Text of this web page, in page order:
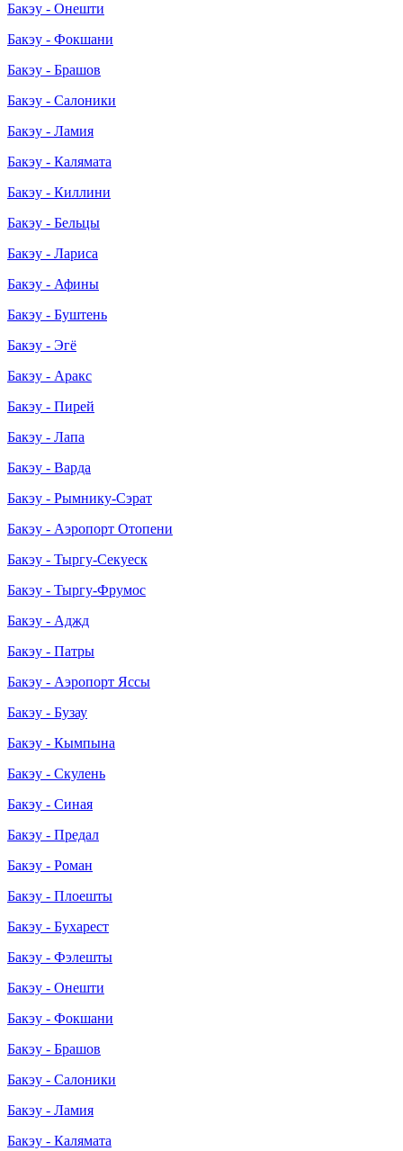
Бакэу - Онешти
Бакэу - Фокшани
Бакэу - Брашов
Бакэу - Салоники
Бакэу - Ламия
Бакэу - Калямата
Бакэу - Киллини
Бакэу - Бельцы
Бакэу - Лариса
Бакэу - Афины
Бакэу - Буштень
Бакэу - Эгё
Бакэу - Аракс
Бакэу - Пирей
Бакэу - Лапа
Бакэу - Варда
Бакэу - Рымнику-Сэрат
Бакэу - Аэропорт Отопени
Бакэу - Тыргу-Секуеск
Бакэу - Тыргу-Фрумос
Бакэу - Аджд
Бакэу - Патры
Бакэу - Аэропорт Яссы
Бакэу - Бузау
Бакэу - Кымпына
Бакэу - Скулень
Бакэу - Синая
Бакэу - Предал
Бакэу - Роман
Бакэу - Плоешты
Бакэу - Бухарест
Бакэу - Фэлешты
Бакэу - Онешти
Бакэу - Фокшани
Бакэу - Брашов
Бакэу - Салоники
Бакэу - Ламия
Бакэу - Калямата